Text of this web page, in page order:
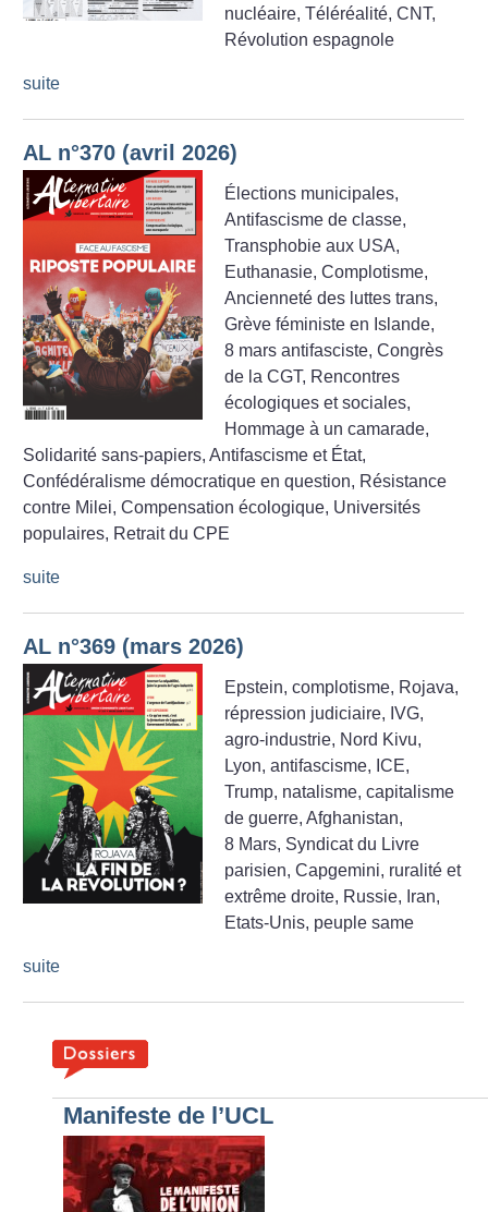
nucléaire, Téléréalité, CNT,
Révolution espagnole
suite
AL n°370 (avril 2026)
Élections municipales,
Antifascisme de classe,
Transphobie aux USA,
Euthanasie, Complotisme,
Ancienneté des luttes trans,
Grève féministe en Islande,
8 mars antifasciste, Congrès
de la CGT, Rencontres
écologiques et sociales,
Hommage à un camarade,
Solidarité sans-papiers, Antifascisme et État,
Confédéralisme démocratique en question, Résistance
contre Milei, Compensation écologique, Universités
populaires, Retrait du CPE
suite
AL n°369 (mars 2026)
Epstein, complotisme, Rojava,
répression judiciaire, IVG,
agro-industrie, Nord Kivu,
Lyon, antifascisme, ICE,
Trump, natalisme, capitalisme
de guerre, Afghanistan,
8 Mars, Syndicat du Livre
parisien, Capgemini, ruralité et
extrême droite, Russie, Iran,
Etats-Unis, peuple same
suite
Manifeste de l’UCL